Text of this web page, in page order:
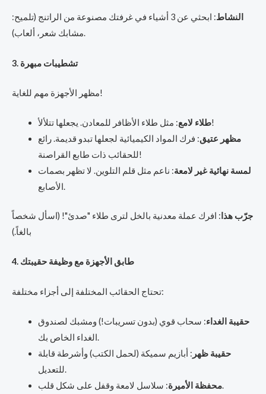
النشاط
: ابحثي عن 3 أشياء في غرفتك مصنوعة من الراتنج (تلميح:
مشابك شعر، ألعاب).
3. تشطيبات مبهرة
مظهر الأجهزة مهم للغاية!
طلاء لامع: مثل طلاء الأظافر للمعادن. يجعلها تتلألأ!
مظهر عتيق: فرك المواد الكيميائية لجعلها تبدو قديمة. رائع
للحقائب ذات طابع القراصنة!
لمسة نهائية غير لامعة: ناعم مثل قلم التلوين. لا تظهر بصمات
الأصابع.
جرّب هذا : افرك عملة معدنية بالخل لترى طلاء "صدئ"! (اسأل شخصاً
بالغاً.)
4. طابق الأجهزة مع وظيفة حقيبتك
تحتاج الحقائب المختلفة إلى أجزاء مختلفة:
حقيبة الغداء: سحاب قوي (بدون تسريبات!) ومشبك لصندوق
الغداء الخاص بك.
حقيبة ظهر : أبازيم سميكة (لحمل الكتب) وأشرطة قابلة
للتعديل.
محفظة الأميرة: سلاسل لامعة وقفل على شكل قلب.